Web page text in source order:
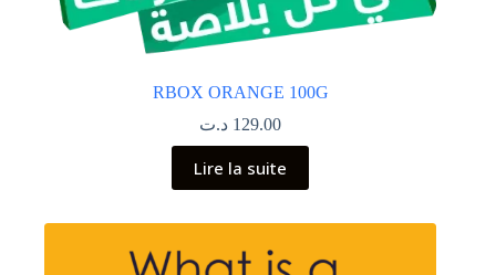
RBOX ORANGE 100G
129.00 د.ت
Lire la suite